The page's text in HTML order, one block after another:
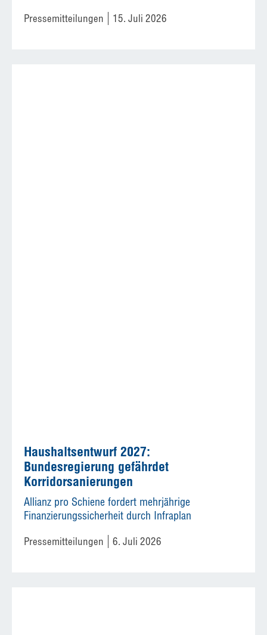
Pressemitteilungen 15. Juli 2026
Haushaltsentwurf 2027:
Bundesregierung gefährdet
Korridorsanierungen
Allianz pro Schiene fordert mehrjährige
Finanzierungssicherheit durch Infraplan
Pressemitteilungen 6. Juli 2026